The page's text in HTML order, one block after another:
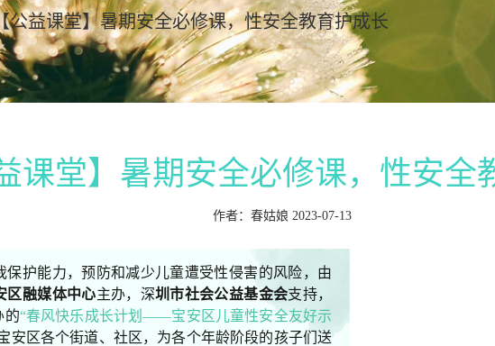
公益课堂】暑期安全必修课，性安全教育护成长
课堂】暑期安全必修课，性安全
作者：春姑娘 2023-07-13
护能力，预防和减少儿童遭受性侵害的风险，由
区融媒体中心主办，深圳市社会公益基金会支持，
的“春风快乐成长计划——宝安区儿童性安全友好示
安区各个街道、社区，为各个年龄阶段的孩子们送